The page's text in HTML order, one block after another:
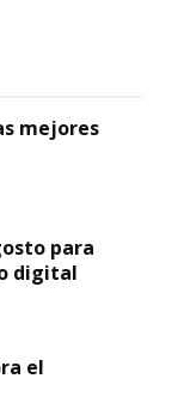
mejores
para
digital
el